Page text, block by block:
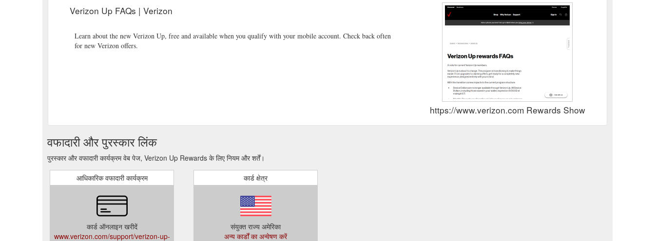
Verizon Up FAQs | Verizon
Learn about the new Verizon Up, free and available when you qualify with your mobile account. Check back often
for new Verizon offers.
https://www.verizon.com Rewards Show
वफादारी और पुरस्कार लिंक
पुरस्कार और वफादारी कार्यक्रम वेब पेज, Verizon Up Rewards के लिए नियम और शर्तें।
आधिकारिक वफादारी कार्यक्रम
कार्ड ऑनलाइन खरीदें
www.verizon.com/support/verizon-up-
कार्ड क्षेत्र
संयुक्त राज्य अमेरिका
अन्य कार्डों का अन्वेषण करें